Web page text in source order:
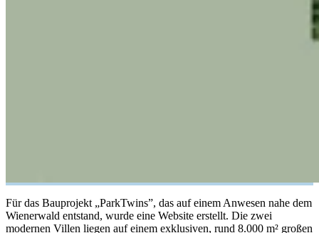
Für das Bauprojekt „ParkTwins”, das auf einem Anwesen nahe dem
Wienerwald entstand, wurde eine Website erstellt. Die zwei
modernen Villen liegen auf einem exklusiven, rund 8.000 m² großen